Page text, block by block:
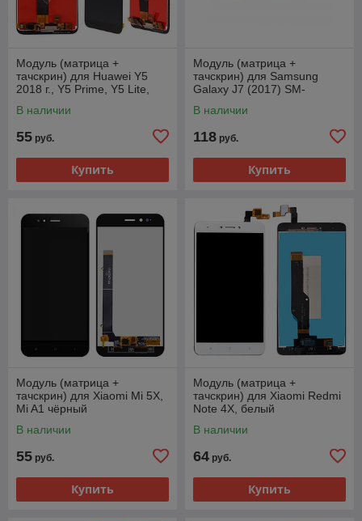
Модуль (матрица +
тачскрин) для Huawei Y5
2018 г., Y5 Prime, Y5 Lite,
В наличии
55 руб.
Купить
Модуль (матрица +
тачскрин) для Samsung
Galaxy J7 (2017) SM-
В наличии
118 руб.
Купить
Модуль (матрица +
тачскрин) для Xiaomi Mi 5X,
Mi A1 чёрный
В наличии
55 руб.
Купить
Модуль (матрица +
тачскрин) для Xiaomi Redmi
Note 4X, белый
В наличии
64 руб.
Купить